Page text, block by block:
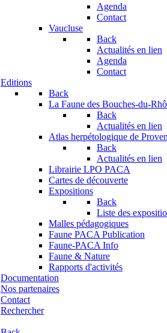
Agenda
Contact
Vaucluse
Back
Actualités en lien
Agenda
Contact
Editions
Back
La Faune des Bouches-du-
Back
Actualités en lien
Atlas herpétologique de
Back
Actualités en lien
Librairie LPO PACA
Cartes de découverte
Expositions
Back
Liste des
Malles pédagogiques
Faune PACA Publication
Faune-PACA Info
Faune & Nature
Rapports d'activités
Documentation
Nos partenaires
Contact
Rechercher